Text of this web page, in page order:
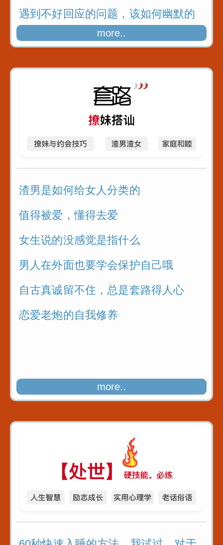
遇到不好回应的问题，该如何幽默的
more..
渣男是如何给女人分类的
值得被爱，懂得去爱
女生说的没感觉是指什么
男人在外面也要学会保护自己哦
自古真诚留不住，总是套路得人心
恋爱老炮的自我修养
more..